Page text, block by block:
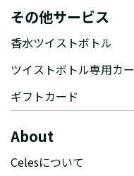
その他サービス
香水ツイストボトル
ツイストボトル専用カ
ギフトカード
About
Celesについて